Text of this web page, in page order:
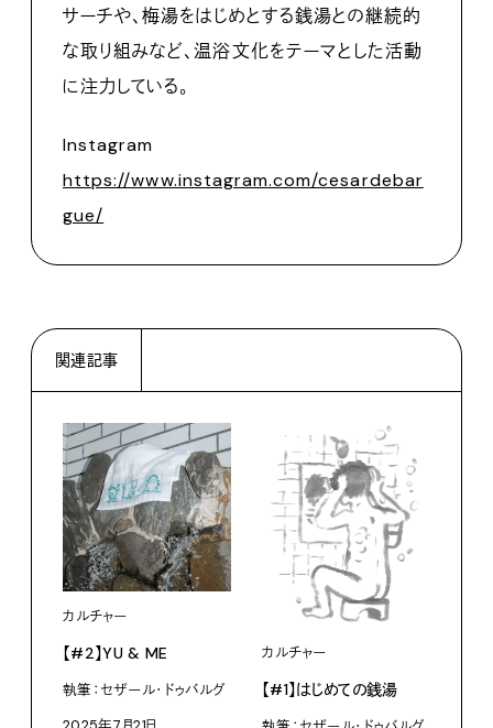
サーチや、梅湯をはじめとする銭湯との継続的
な取り組みなど、温浴文化をテーマとした活動
に注力している。
Instagram
https://www.instagram.com/cesardebar
gue/
関連記事
カルチャー
【#2】YU & ME
執筆：セザール・ドゥバルグ
カルチャー
【#1】はじめての銭湯